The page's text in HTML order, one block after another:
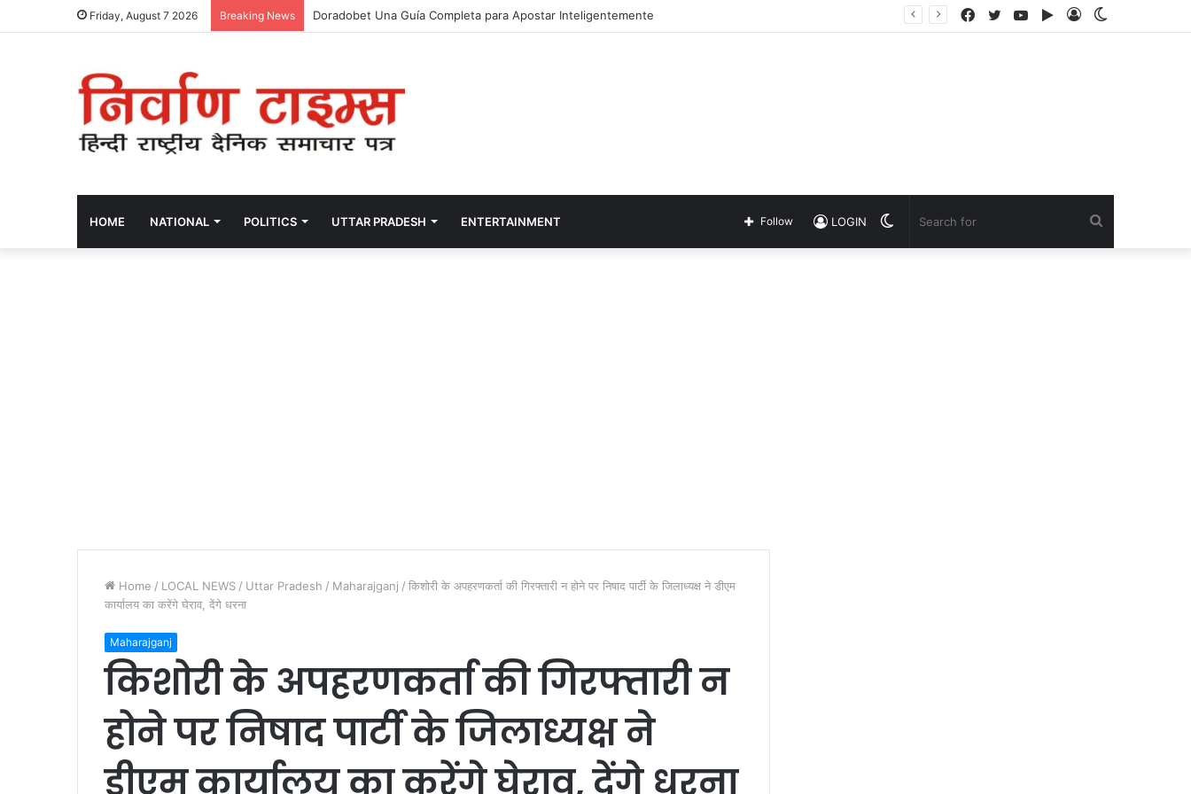
Friday, August 7 2026 Breaking News Doradobet Una Guía Completa para Apostar Inteligentemente
Log
Google
YouTube
Twitter
Facebook
HOME NATIONAL POLITICS UTTAR PRADESH ENTERTAINMENT Switch
LOGIN
Follow
Home / LOCAL NEWS / Uttar Pradesh / Maharajganj / किशोरी के अपहरणकर्ता की गिरफ्तारी न होने पर निषाद पार्टी के जिलाध्यक्ष ने डीएम
कार्यालय का करेंगे घेराव, देंगे धरना
Maharajganj
किशोरी के अपहरणकर्ता की गिरफ्तारी न
होने पर निषाद पार्टी के जिलाध्यक्ष ने
डीएम कार्यालय का करेंगे घेराव, देंगे धरना